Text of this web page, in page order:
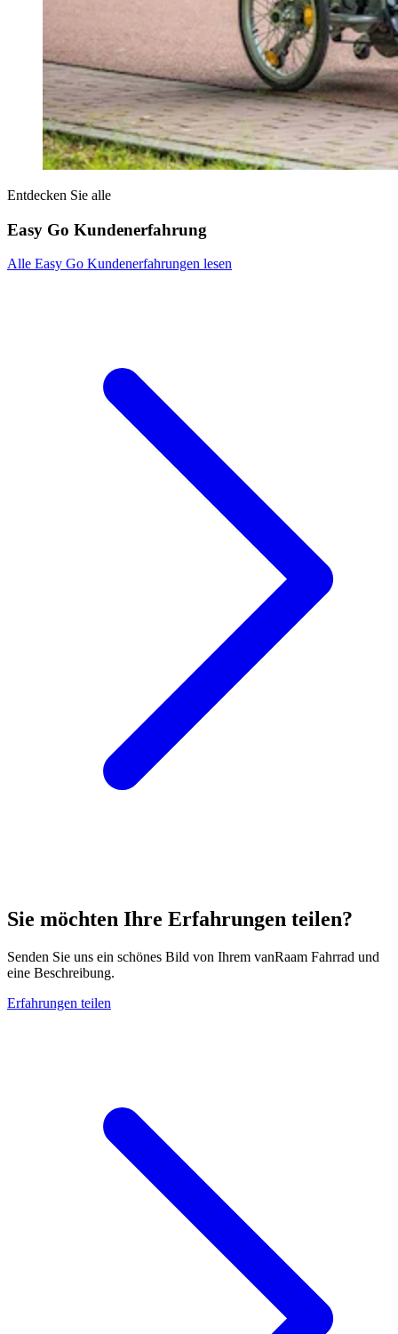
Entdecken Sie alle
Easy Go Kundenerfahrung
Alle Easy Go Kundenerfahrungen lesen
Sie möchten Ihre Erfahrungen teilen?
Senden Sie uns ein schönes Bild von Ihrem vanRaam Fahrrad und
eine Beschreibung.
Erfahrungen teilen